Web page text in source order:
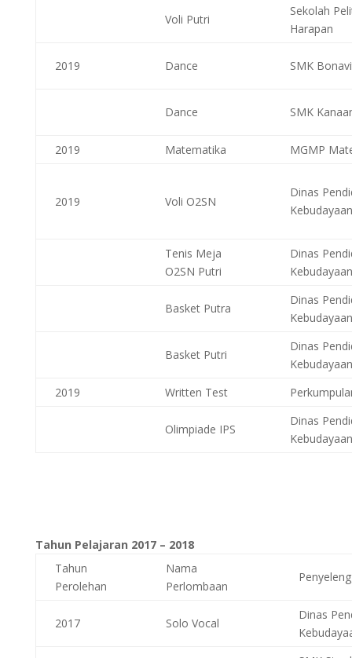
Voli Putri
Sekolah
Harapan
2019 Dance SMK
Dance SMK
2019 Matematika MGMP
2019 Voli O2SN
Dinas
Kebudayaan
Tenis Meja
O2SN Putri
Dinas
Kebudayaan
Basket Putra
Dinas
Kebudayaan
Basket Putri
Dinas
Kebudayaan
2019
Written Test
Olimpiade IPS
Dinas
Kebudayaan
Tahun Pelajaran 2017 – 2018
Tahun
Perolehan
Nama
Perlombaan
2017 Solo Vocal
Dinas